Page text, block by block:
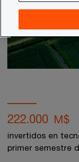
222.000 M$
invertidos en
primer semestre